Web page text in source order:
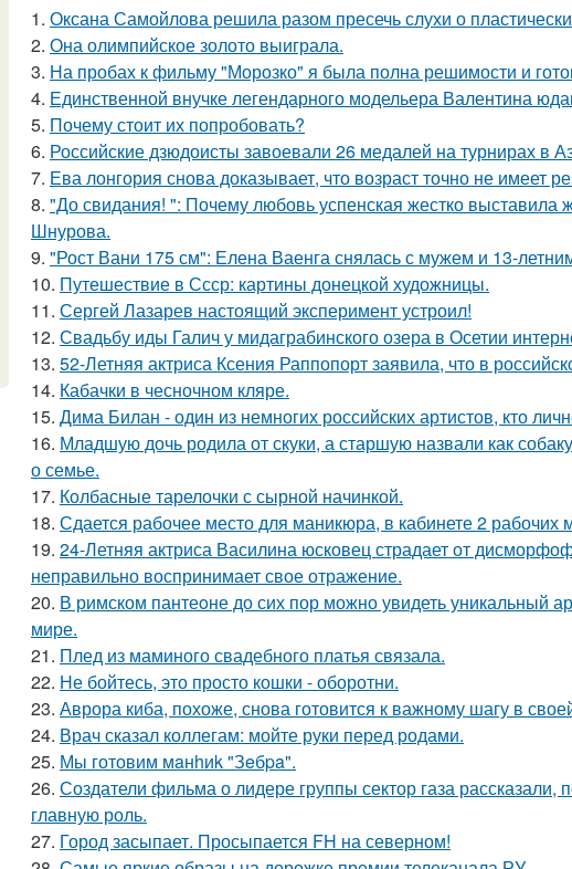
1. Оксана Самойлова решила разом пресечь слухи о
2. Она олимпийское золото выиграла.
3. На пробах к фильму "Морозко" я была полна решимости и
4. Единственной внучке легендарного модельера Валентина
5. Почему стоит их попробовать?
6. Российские дзюдоисты завоевали 26 медалей на турнирах в
7. Ева лонгория снова доказывает, что возраст точно не имеет
8. "До свидания! ": Почему любовь успенская жестко выставила
Шнурова.
9. "Рост Вани 175 см": Елена Ваенга снялась с мужем и 13-
10. Путешествие в Ссср: картины донецкой художницы.
11. Сергей Лазарев настоящий эксперимент устроил!
12. Свадьбу иды Галич у мидаграбинского озера в Осетии
13. 52-Летняя актриса Ксения Раппопорт заявила, что в
14. Кабачки в чесночном кляре.
15. Дима Билан - один из немногих российских артистов, кто
16. Младшую дочь родила от скуки, а старшую назвали как
о семье.
17. Колбасные тарелочки с сырной начинкой.
18. Сдается рабочее место для маникюра, в кабинете 2
19. 24-Летняя актриса Василина юсковец страдает от
неправильно воспринимает свое отражение.
20. В римском пантеoне до сих пор можно увидеть уникальный
мире.
21. Плед из маминого свадебного платья связала.
22. Не бойтесь, это просто кошки - оборотни.
23. Аврора киба, похоже, снова готовится к важному шагу в
24. Врач сказал коллегам: мойте руки перед родами.
25. Мы готовим мaнhиk "Зeбpa".
26. Создатели фильма о лидере группы сектор газа
главную роль.
27. Город засыпает. Просыпается FH на северном!